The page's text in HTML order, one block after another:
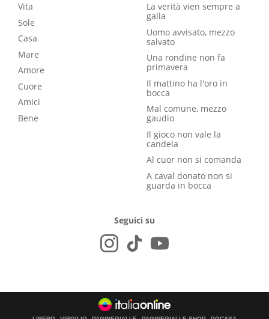
Vita
Sole
Casa
Mare
Amore
Cuore
Amici
Bene
La verità vien sempre a
galla
Uomo avvisato, mezzo
salvato
Una rondine non fa
primavera
Il mattino ha l'oro in
bocca
Mal comune, mezzo
gaudio
Il gioco non vale la
candela
Al cuor non si comanda
A caval donato non si
guarda in bocca
Seguici su